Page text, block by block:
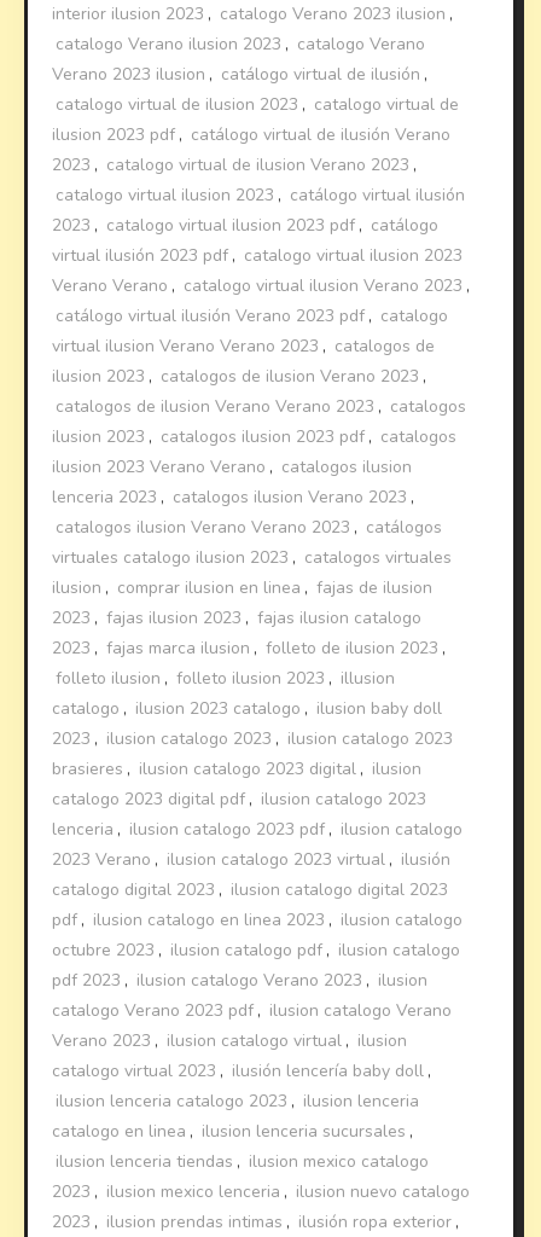
interior ilusion 2023 , catalogo Verano 2023 ilusion ,
catalogo Verano ilusion 2023 , catalogo Verano
Verano 2023 ilusion , catálogo virtual de ilusión ,
catalogo virtual de ilusion 2023 , catalogo virtual de
ilusion 2023 pdf , catálogo virtual de ilusión Verano
2023 , catalogo virtual de ilusion Verano 2023 ,
catalogo virtual ilusion 2023 , catálogo virtual ilusión
2023 , catalogo virtual ilusion 2023 pdf , catálogo
virtual ilusión 2023 pdf , catalogo virtual ilusion 2023
Verano Verano , catalogo virtual ilusion Verano 2023 ,
catálogo virtual ilusión Verano 2023 pdf , catalogo
virtual ilusion Verano Verano 2023 , catalogos de
ilusion 2023 , catalogos de ilusion Verano 2023 ,
catalogos de ilusion Verano Verano 2023 , catalogos
ilusion 2023 , catalogos ilusion 2023 pdf , catalogos
ilusion 2023 Verano Verano , catalogos ilusion
lenceria 2023 , catalogos ilusion Verano 2023 ,
catalogos ilusion Verano Verano 2023 , catálogos
virtuales catalogo ilusion 2023 , catalogos virtuales
ilusion , comprar ilusion en linea , fajas de ilusion
2023 , fajas ilusion 2023 , fajas ilusion catalogo
2023 , fajas marca ilusion , folleto de ilusion 2023 ,
folleto ilusion , folleto ilusion 2023 , illusion
catalogo , ilusion 2023 catalogo , ilusion baby doll
2023 , ilusion catalogo 2023 , ilusion catalogo 2023
brasieres , ilusion catalogo 2023 digital , ilusion
catalogo 2023 digital pdf , ilusion catalogo 2023
lenceria , ilusion catalogo 2023 pdf , ilusion catalogo
2023 Verano , ilusion catalogo 2023 virtual , ilusión
catalogo digital 2023 , ilusion catalogo digital 2023
pdf , ilusion catalogo en linea 2023 , ilusion catalogo
octubre 2023 , ilusion catalogo pdf , ilusion catalogo
pdf 2023 , ilusion catalogo Verano 2023 , ilusion
catalogo Verano 2023 pdf , ilusion catalogo Verano
Verano 2023 , ilusion catalogo virtual , ilusion
catalogo virtual 2023 , ilusión lencería baby doll ,
ilusion lenceria catalogo 2023 , ilusion lenceria
catalogo en linea , ilusion lenceria sucursales ,
ilusion lenceria tiendas , ilusion mexico catalogo
2023 , ilusion mexico lenceria , ilusion nuevo catalogo
2023 , ilusion prendas intimas , ilusión ropa exterior ,